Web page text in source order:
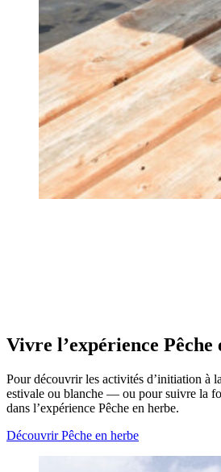
Vivre l’expérience Pêche
Pour découvrir les activités d’initiation à
estivale ou blanche — ou pour suivre la
dans l’expérience Pêche en herbe.
Découvrir Pêche en herbe